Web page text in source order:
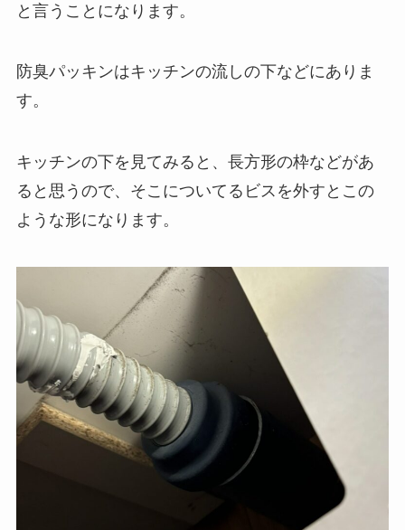
と言うことになります。
防臭パッキンはキッチンの流しの下などにありま
す。
キッチンの下を見てみると、長方形の枠などがあ
ると思うので、そこについてるビスを外すとこの
ような形になります。